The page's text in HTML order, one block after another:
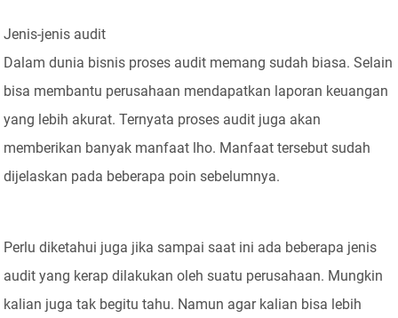
Jenis-jenis audit
Dalam dunia bisnis proses audit memang sudah biasa. Selain
bisa membantu perusahaan mendapatkan laporan keuangan
yang lebih akurat. Ternyata proses audit juga akan
memberikan banyak manfaat lho. Manfaat tersebut sudah
dijelaskan pada beberapa poin sebelumnya.
Perlu diketahui juga jika sampai saat ini ada beberapa jenis
audit yang kerap dilakukan oleh suatu perusahaan. Mungkin
kalian juga tak begitu tahu. Namun agar kalian bisa lebih